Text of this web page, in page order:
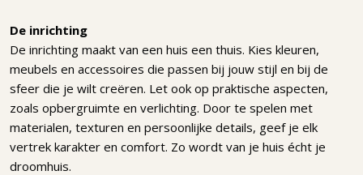
De inrichting
De inrichting maakt van een huis een thuis. Kies kleuren,
meubels en accessoires die passen bij jouw stijl en bij de
sfeer die je wilt creëren. Let ook op praktische aspecten,
zoals opbergruimte en verlichting. Door te spelen met
materialen, texturen en persoonlijke details, geef je elk
vertrek karakter en comfort. Zo wordt van je huis écht je
droomhuis.